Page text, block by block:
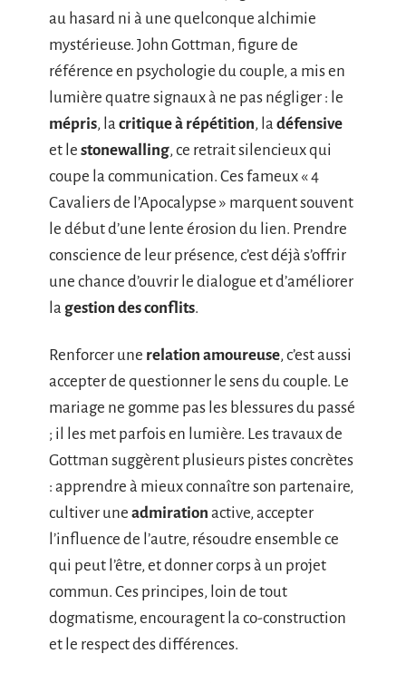
au hasard ni à une quelconque alchimie
mystérieuse. John Gottman, figure de
référence en psychologie du couple, a mis en
lumière quatre signaux à ne pas négliger : le
mépris, la critique à répétition, la défensive
et le stonewalling, ce retrait silencieux qui
coupe la communication. Ces fameux « 4
Cavaliers de l’Apocalypse » marquent souvent
le début d’une lente érosion du lien. Prendre
conscience de leur présence, c’est déjà s’offrir
une chance d’ouvrir le dialogue et d’améliorer
la gestion des conflits.
Renforcer une relation amoureuse, c’est aussi
accepter de questionner le sens du couple. Le
mariage ne gomme pas les blessures du passé
; il les met parfois en lumière. Les travaux de
Gottman suggèrent plusieurs pistes concrètes
: apprendre à mieux connaître son partenaire,
cultiver une admiration active, accepter
l’influence de l’autre, résoudre ensemble ce
qui peut l’être, et donner corps à un projet
commun. Ces principes, loin de tout
dogmatisme, encouragent la co-construction
et le respect des différences.